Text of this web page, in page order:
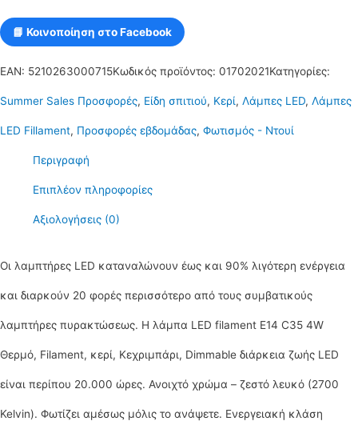
κερί,
Κεχριμπάρι,
Dimmable
ποσότητα
📘 Κοινοποίηση στο Facebook
EAN: 5210263000715Κωδικός προϊόντος: 01702021Κατηγορίες:
Summer Sales Προσφορές, Είδη σπιτιού, Κερί, Λάμπες LED, Λάμπες
LED Fillament, Προσφορές εβδομάδας, Φωτισμός - Ντουί
Περιγραφή
Επιπλέον πληροφορίες
Αξιολογήσεις (0)
Οι λαμπτήρες LED καταναλώνουν έως και 90% λιγότερη ενέργεια
και διαρκούν 20 φορές περισσότερο από τους συμβατικούς
λαμπτήρες πυρακτώσεως. H λάμπα LED filament E14 C35 4W
Θερμό, Filament, κερί, Κεχριμπάρι, Dimmable διάρκεια ζωής LED
είναι περίπου 20.000 ώρες. Ανοιχτό χρώμα – ζεστό λευκό (2700
Kelvin). Φωτίζει αμέσως μόλις το ανάψετε. Ενεργειακή κλάση